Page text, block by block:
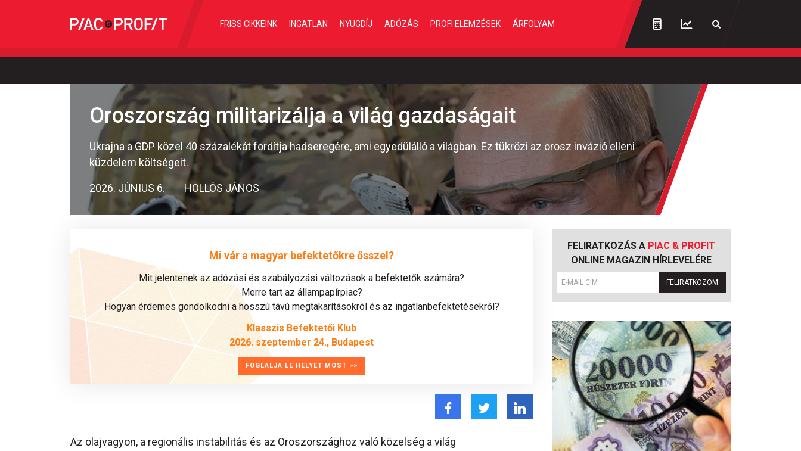
FRISS CIKKEINK INGATLAN NYUGDÍJ ADÓZÁS PROFI ELEMZÉSEK ÁRFOLYAM
Oroszország militarizálja a világ gazdaságait
Ukrajna a GDP közel 40 százalékát fordítja hadseregére, ami egyedülálló a világban. Ez tükrözi az orosz invázió elleni
küzdelem költségeit.
2026. JÚNIUS 6. HOLLÓS JÁNOS
Mi vár a magyar befektetőkre ősszel?
Mit jelentenek az adózási és szabályozási változások a befektetők számára?
Merre tart az állampapírpiac?
Hogyan érdemes gondolkodni a hosszú távú megtakarításokról és az ingatlanbefektetésekről?
Klasszis Befektetői Klub
2026. szeptember 24., Budapest
FOGLALJA LE HELYÉT MOST >>
Az olajvagyon, a regionális instabilitás és az Oroszországhoz való közelség a világ
FELIRATKOZÁS A PIAC & PROFIT
ONLINE MAGAZIN HÍRLEVELÉRE
FELIRATKOZOM